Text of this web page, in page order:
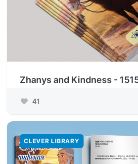
Zhanys and Kindness -
41
CLEVER LIBRARY